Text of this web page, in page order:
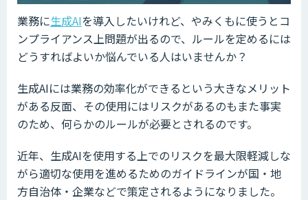
業務に生成AIを導入したいけれど、やみくもに使うとコ
ンプライアンス上問題が出るので、ルールを定めるには
どうすればよいか悩んでいる人はいませんか？
生成AIには業務の効率化ができるという大きなメリット
がある反面、その使用にはリスクがあるのもまた事実
のため、何らかのルールが必要とされるのです。
近年、生成AIを使用する上でのリスクを最大限軽減しな
がら適切な使用を進めるためのガイドラインが国・地
方自治体・企業などで策定されるようになりました。